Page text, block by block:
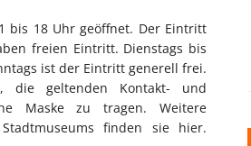
bis 18 Uhr geöffnet. Der Eintritt
freien Eintritt. Dienstags bis
ist der Eintritt generell frei.
die geltenden Kontakt- und
Maske zu tragen. Weitere
finden sie hier.